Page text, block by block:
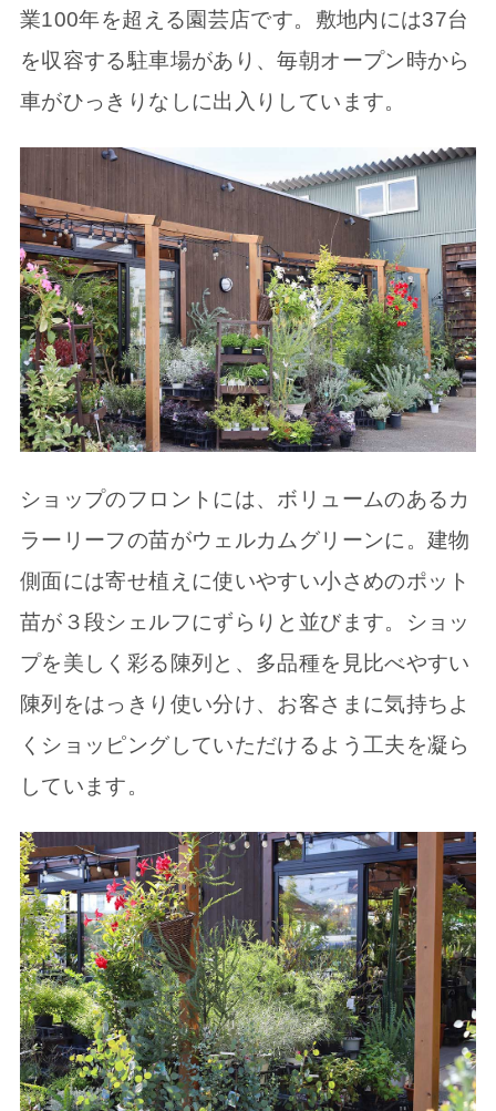
業100年を超える園芸店です。敷地内には37台
を収容する駐車場があり、毎朝オープン時から
車がひっきりなしに出入りしています。
ショップのフロントには、ボリュームのあるカ
ラーリーフの苗がウェルカムグリーンに。建物
側面には寄せ植えに使いやすい小さめのポット
苗が３段シェルフにずらりと並びます。ショッ
プを美しく彩る陳列と、多品種を見比べやすい
陳列をはっきり使い分け、お客さまに気持ちよ
くショッピングしていただけるよう工夫を凝ら
しています。